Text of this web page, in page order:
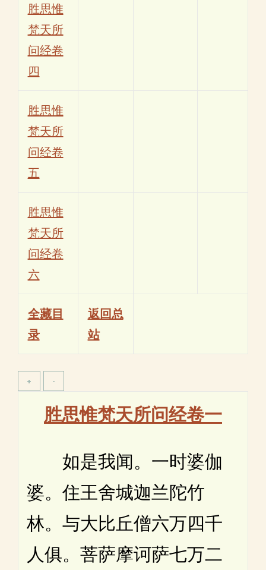
胜思惟
梵天所
问经卷
四
胜思惟
梵天所
问经卷
五
胜思惟
梵天所
问经卷
六
全藏目
录
返回总
站
胜思惟梵天所问经卷一
如是我闻。一时婆伽
婆。住王舍城迦兰陀竹
林。与大比丘僧六万四千
人俱。菩萨摩诃萨七万二